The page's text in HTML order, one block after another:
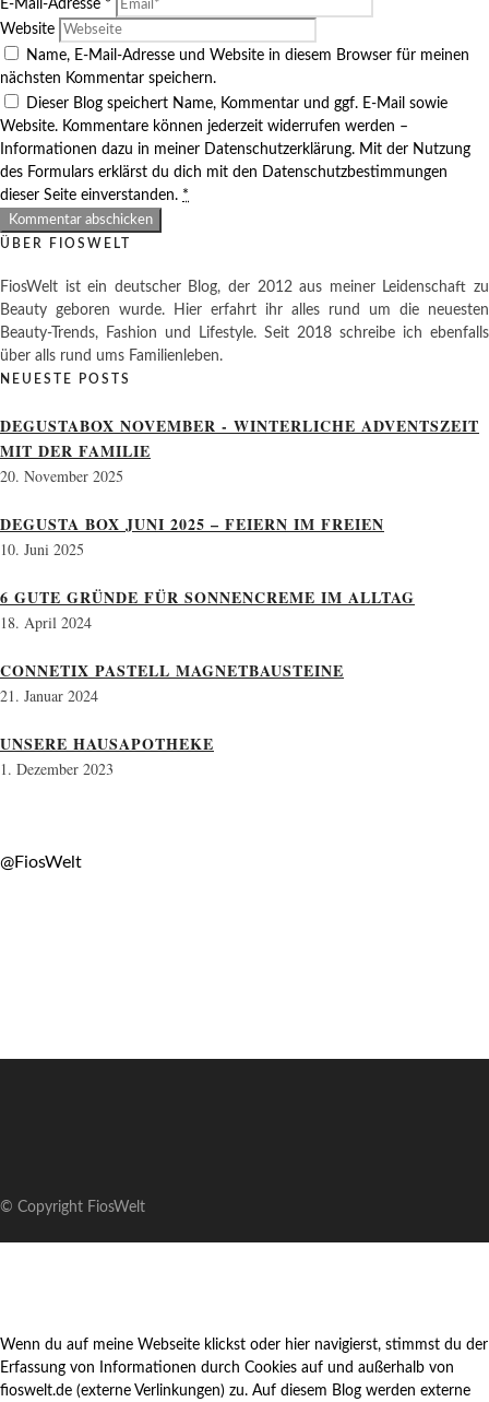
E-Mail-Adresse *
Website
Name, E-Mail-Adresse und Website in diesem Browser für meinen
nächsten Kommentar speichern.
Dieser Blog speichert Name, Kommentar und ggf. E-Mail sowie
Website. Kommentare können jederzeit widerrufen werden –
Informationen dazu in meiner Datenschutzerklärung. Mit der Nutzung
des Formulars erklärst du dich mit den Datenschutzbestimmungen
dieser Seite einverstanden. *
ÜBER FIOSWELT
FiosWelt ist ein deutscher Blog, der 2012 aus meiner Leidenschaft zu
Beauty geboren wurde. Hier erfahrt ihr alles rund um die neuesten
Beauty-Trends, Fashion und Lifestyle. Seit 2018 schreibe ich ebenfalls
über alls rund ums Familienleben.
NEUESTE POSTS
DEGUSTABOX NOVEMBER - WINTERLICHE ADVENTSZEIT
MIT DER FAMILIE
20. November 2025
DEGUSTA BOX JUNI 2025 – FEIERN IM FREIEN
10. Juni 2025
6 GUTE GRÜNDE FÜR SONNENCREME IM ALLTAG
18. April 2024
CONNETIX PASTELL MAGNETBAUSTEINE
21. Januar 2024
UNSERE HAUSAPOTHEKE
1. Dezember 2023
@FiosWelt
© Copyright FiosWelt
Wenn du auf meine Webseite klickst oder hier navigierst, stimmst du der
Erfassung von Informationen durch Cookies auf und außerhalb von
fioswelt.de (externe Verlinkungen) zu. Auf diesem Blog werden externe